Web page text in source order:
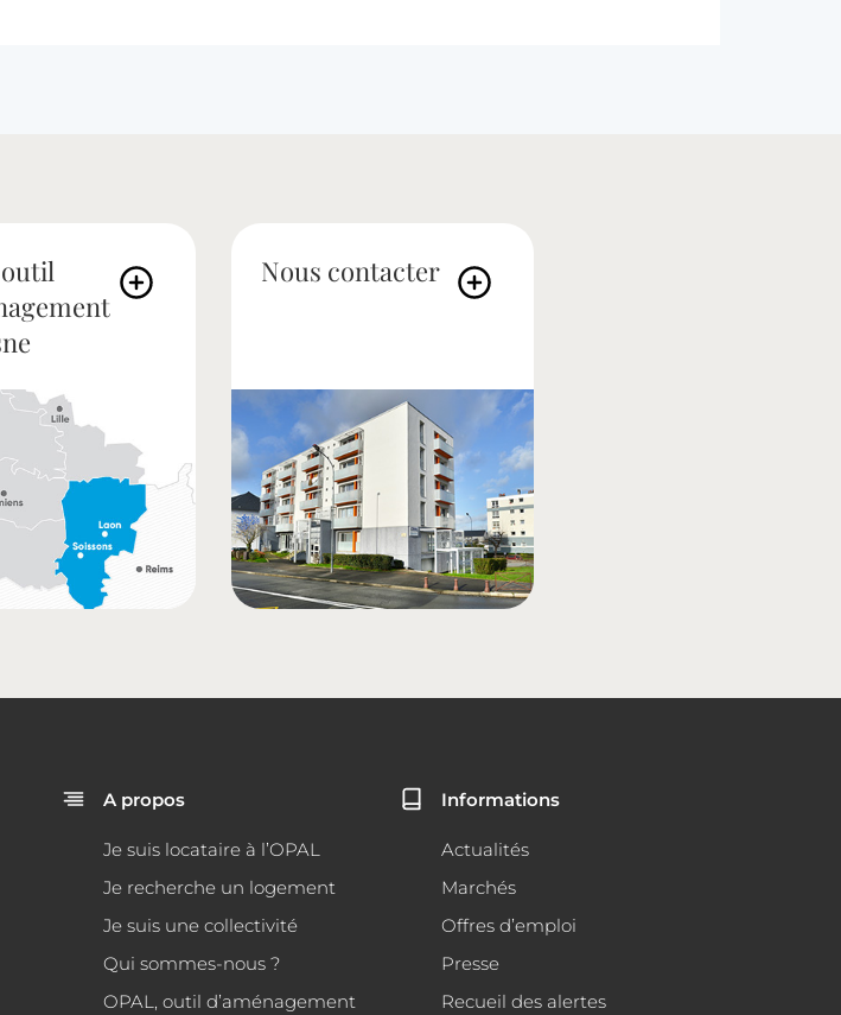
Nous contacter
A propos
Je suis locataire à l’OPAL
Je recherche un logement
Je suis une collectivité
Qui sommes-nous ?
OPAL, outil d’aménagement
Informations
Actualités
Marchés
Offres d’emploi
Presse
Recueil des alertes